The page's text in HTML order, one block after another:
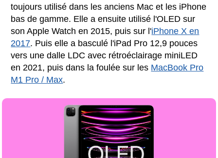
toujours utilisé dans les anciens Mac et les iPhone
bas de gamme. Elle a ensuite utilisé l'OLED sur
son Apple Watch en 2015, puis sur l'iPhone X en
2017. Puis elle a basculé l'iPad Pro 12,9 pouces
vers une dalle LDC avec rétroéclairage miniLED
en 2021, puis dans la foulée sur les MacBook Pro
M1 Pro / Max.